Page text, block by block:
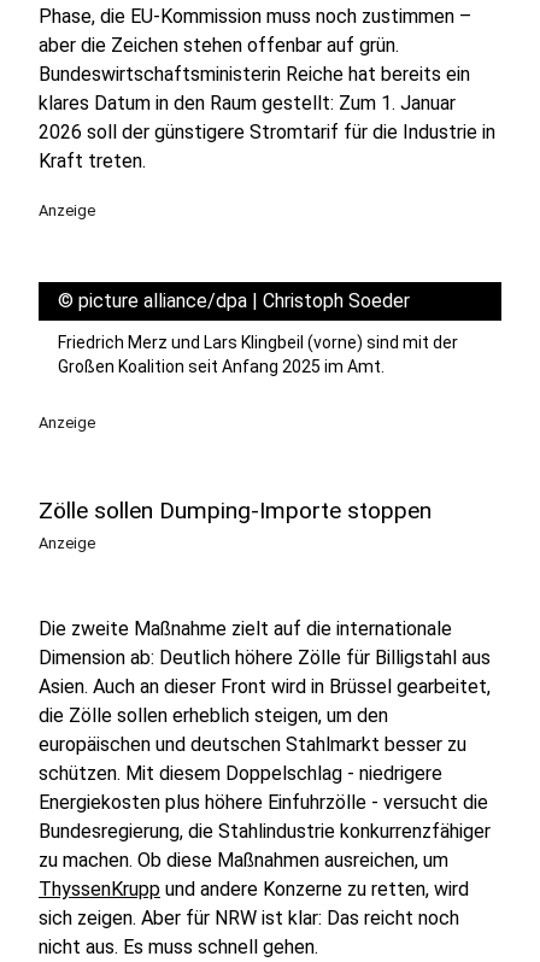
Phase, die EU-Kommission muss noch zustimmen –
aber die Zeichen stehen offenbar auf grün.
Bundeswirtschaftsministerin Reiche hat bereits ein
klares Datum in den Raum gestellt: Zum 1. Januar
2026 soll der günstigere Stromtarif für die Industrie in
Kraft treten.
Anzeige
© picture alliance/dpa | Christoph Soeder
Friedrich Merz und Lars Klingbeil (vorne) sind mit der
Großen Koalition seit Anfang 2025 im Amt.
Anzeige
Zölle sollen Dumping-Importe stoppen
Anzeige
Die zweite Maßnahme zielt auf die internationale
Dimension ab: Deutlich höhere Zölle für Billigstahl aus
Asien. Auch an dieser Front wird in Brüssel gearbeitet,
die Zölle sollen erheblich steigen, um den
europäischen und deutschen Stahlmarkt besser zu
schützen. Mit diesem Doppelschlag - niedrigere
Energiekosten plus höhere Einfuhrzölle - versucht die
Bundesregierung, die Stahlindustrie konkurrenzfähiger
zu machen. Ob diese Maßnahmen ausreichen, um
ThyssenKrupp und andere Konzerne zu retten, wird
sich zeigen. Aber für NRW ist klar: Das reicht noch
nicht aus. Es muss schnell gehen.